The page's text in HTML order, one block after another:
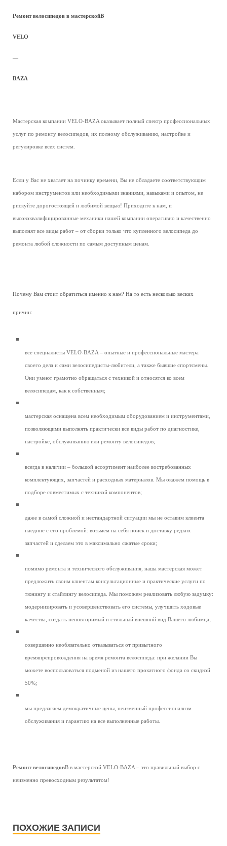
Ремонт велосипедов в мастерскойВ
VELO
—
BAZA
Мастерская компании VELO-BAZA оказывает полный спектр профессиональных
услуг по ремонту велосипедов, их полному обслуживанию, настройке и
регулировке всех систем.
Если у Вас не хватает на починку времени, Вы не обладаете соответствующим
набором инструментов или необходимыми знаниями, навыками и опытом, не
рискуйте дорогостоящей и любимой вещью! Приходите к нам, и
высококвалифицированные механики нашей компании оперативно и качественно
выполнят все виды работ – от сборки только что купленного велосипеда до
ремонта любой сложности по самым доступным ценам.
Почему Вам стоит обратиться именно к нам? На то есть несколько веских
причин:
все специалисты VELO-BAZA – опытные и профессиональные мастера
своего дела и сами велосипедисты-любители, а также бывшие спортсмены.
Они умеют грамотно обращаться с техникой и относятся ко всем
велосипедам, как к собственным;
мастерская оснащена всем необходимым оборудованием и инструментами,
позволяющими выполнять практически все виды работ по диагностике,
настройке, обслуживанию или ремонту велосипедов;
всегда в наличии – большой ассортимент наиболее востребованных
комплектующих, запчастей и расходных материалов. Мы окажем помощь в
подборе совместимых с техникой компонентов;
даже в самой сложной и нестандартной ситуации мы не оставим клиента
наедине с его проблемой: возьмём на себя поиск и доставку редких
запчастей и сделаем это в максимально сжатые сроки;
помимо ремонта и технического обслуживания, наша мастерская может
предложить своим клиентам консультационные и практические услуги по
тюнингу и стайлингу велосипеда. Мы поможем реализовать любую задумку:
модернизировать и усовершенствовать его системы, улучшить ходовые
качества, создать неповторимый и стильный внешний вид Вашего любимца;
совершенно необязательно отказываться от привычного
времяпрепровождения на время ремонта велосипеда: при желании Вы
можете воспользоваться подменой из нашего прокатного фонда со скидкой
50%;
мы предлагаем демократичные цены, неизменный профессионализм
обслуживания и гарантию на все выполненные работы.
Ремонт велосипедовВ в мастерской VELO-BAZA – это правильный выбор с
неизменно превосходным результатом!
ПОХОЖИЕ ЗАПИСИ